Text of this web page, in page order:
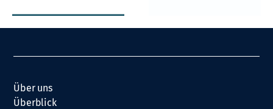
Über uns
Überblick